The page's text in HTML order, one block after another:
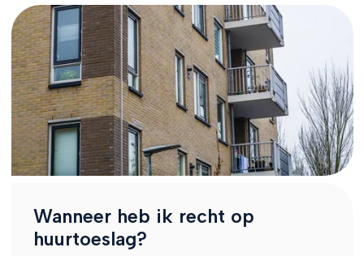
Wanneer heb ik recht op
huurtoeslag?